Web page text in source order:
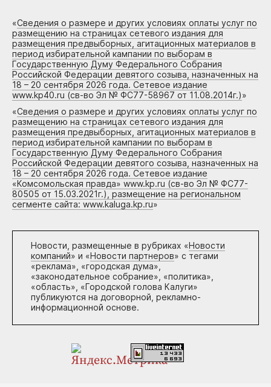
«Сведения о размере и других условиях оплаты услуг по
размещению на страницах сетевого издания для
размещения предвыборных, агитационных материалов в
период избирательной кампании по выборам в
Государственную Думу Федерального Собрания
Российской Федерации девятого созыва, назначенных на
18 – 20 сентября 2026 года. Сетевое издание
www.kp40.ru (св-во Эл № ФС77-58967 от 11.08.2014г.)»
«Сведения о размере и других условиях оплаты услуг по
размещению на страницах сетевого издания для
размещения предвыборных, агитационных материалов в
период избирательной кампании по выборам в
Государственную Думу Федерального Собрания
Российской Федерации девятого созыва, назначенных на
18 – 20 сентября 2026 года. Сетевое издание
«Комсомольская правда» www.kp.ru (св-во Эл № ФС77-
80505 от 15.03.2021г.), размещение на региональном
сегменте сайта: www.kaluga.kp.ru»
Новости, размещенные в рубриках «Новости
компаний» и «Новости партнеров» с тегами
«реклама», «городская дума»,
«законодательное собрание», «политика»,
«область», «Городской голова Калуги»
публикуются на договорной, рекламно-
информационной основе.